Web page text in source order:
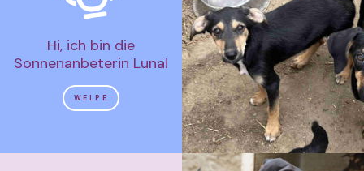
Hi, ich bin die
Sonnenanbeterin Luna!
WELPE